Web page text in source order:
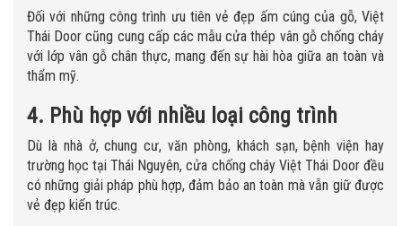
Đối với những công trình ưu tiên vẻ đẹp ấm cúng của gỗ, Việt
Thái Door cũng cung cấp các mẫu cửa thép vân gỗ chống cháy
với lớp vân gỗ chân thực, mang đến sự hài hòa giữa an toàn và
thẩm mỹ.
4. Phù hợp với nhiều loại công trình
Dù là nhà ở, chung cư, văn phòng, khách sạn, bệnh viện hay
trường học tại Thái Nguyên, cửa chống cháy Việt Thái Door đều
có những giải pháp phù hợp, đảm bảo an toàn mà vẫn giữ được
vẻ đẹp kiến trúc.